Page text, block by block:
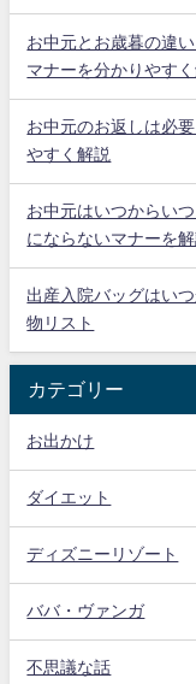
お中元とお歳暮の違
マナーを分かりやすく
お中元のお返しは必
やすく解説
お中元はいつからい
にならないマナーを解
出産入院バッグはい
物リスト
カテゴリー
お出かけ
ダイエット
ディズニーリゾート
ババ・ヴァンガ
不思議な話